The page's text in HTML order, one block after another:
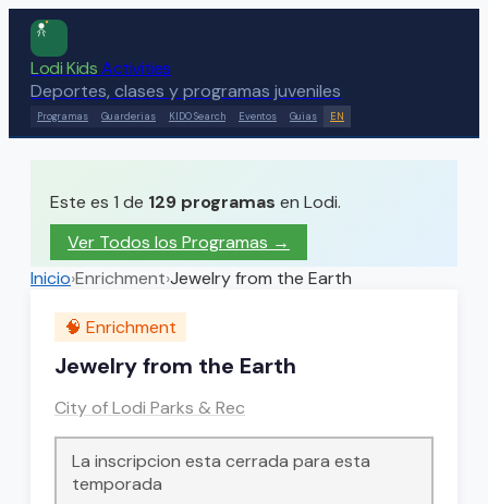
Lodi KidsActivities
Deportes, clases y programas juveniles
Programas Guarderias KIDO Search Eventos Guias EN
Este es 1 de 129 programas en Lodi.
Ver Todos los Programas →
Inicio›Enrichment›Jewelry from the Earth
🧠 Enrichment
Jewelry from the Earth
City of Lodi Parks & Rec
La inscripcion esta cerrada para esta
temporada